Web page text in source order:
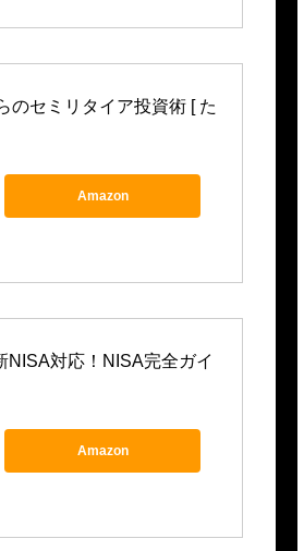
のセミリタイア投資術 [ た
Amazon
対応！NISA完全ガイ
Amazon